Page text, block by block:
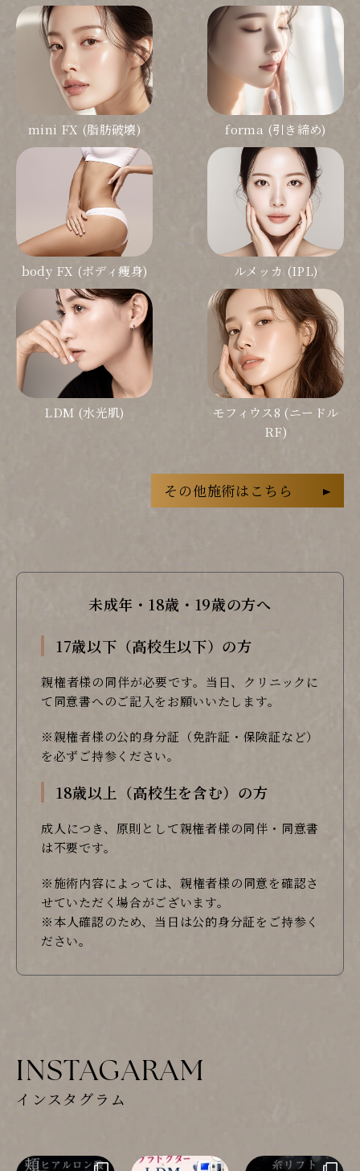
mini FX (脂肪破壊) forma (引き締め)
body FX (ボディ痩身) ルメッカ (IPL)
LDM (水光肌)
モフィウス8 (ニードル
RF)
その他施術はこちら
未成年・18歳・19歳の方へ
17歳以下（高校生以下）の方
親権者様の同伴が必要です。当日、クリニックに
て同意書へのご記入をお願いいたします。
※親権者様の公的身分証（免許証・保険証など）
を必ずご持参ください。
18歳以上（高校生を含む）の方
成人につき、原則として親権者様の同伴・同意書
は不要です。
※施術内容によっては、親権者様の同意を確認さ
せていただく場合がございます。
※本人確認のため、当日は公的身分証をご持参く
ださい。
INSTAGARAM
インスタグラム